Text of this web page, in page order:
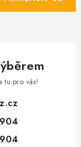
tu pro vás!